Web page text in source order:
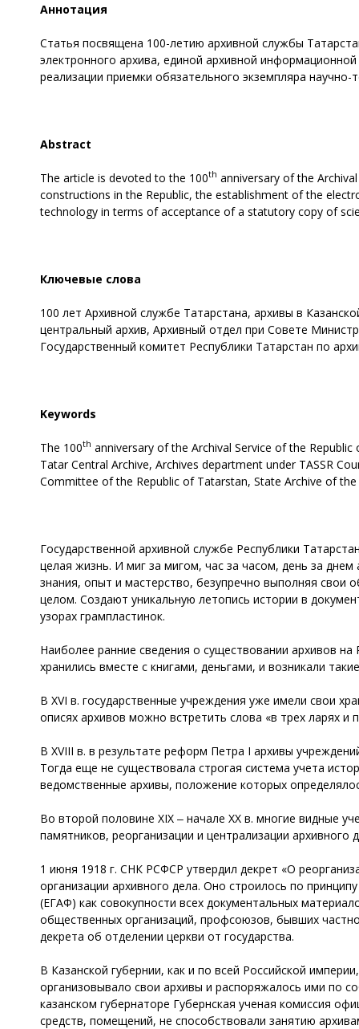
Аннотация
Статья посвящена 100-летию архивной службы
электронного архива, единой архивной
реализации приемки обязательного экземпляра научно-
Abstract
The article is devoted to the 100th anniversary of the
constructions in the Republic, the establishment of the
technology in terms of acceptance of a statutory copy of
Ключевые слова
100 лет Архивной службе Татарстана, архивы в
центральный архив, Архивный отдел при Совете
Государственный комитет Республики Татарстан по
Keywords
The 100th anniversary of the Archival Service of the
Tatar Central Archive, Archives department under TASSR
Committee of the Republic of Tatarstan, State Archive of
Государственной архивной службе Республики
целая жизнь. И миг за мигом, час за часом, день за
знания, опыт и мастерство, безупречно выполняя свои
целом. Создают уникальную летопись истории в
узорах грампластинок.
Наиболее ранние сведения о существовании архивов
хранились вместе с книгами, деньгами, и возникали
В XVI в. государственные учреждения уже имели свои
описях архивов можно встретить слова «в трех ларях и
В XVIII в. в результате реформ Петра I архивы
Тогда еще не существовала строгая система учета
ведомственные архивы, положение которых
Во второй половине XIX ‒ начале XX в. многие видные
памятников, реорганизации и централизации архивного
1 июня 1918 г. СНК РСФСР утвердил декрет «О
организации архивного дела. Оно строилось по
(ЕГАФ) как совокупности всех документальных
общественных организаций, профсоюзов, бывших
декрета об отделении церкви от государства.
В Казанской губернии, как и по всей Российской
организовывало свои архивы и распоряжалось ими по
казанском губернаторе Губернская ученая комиссия
средств, помещений, не способствовали занятию